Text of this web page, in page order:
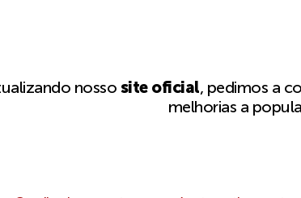
nosso site oficial, pedimos a
melhorias a